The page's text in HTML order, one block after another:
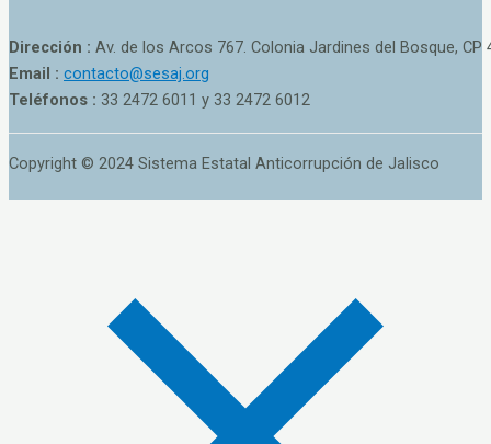
Dirección : Av. de los Arcos 767. Colonia Jardines del Bosque, CP
Email : contacto@sesaj.org
Teléfonos : 33 2472 6011 y 33 2472 6012
Copyright © 2024 Sistema Estatal Anticorrupción de Jalisco